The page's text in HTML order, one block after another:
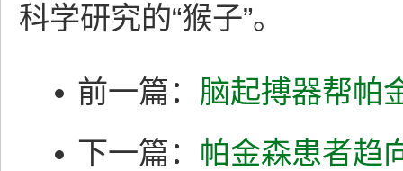
科学研究的“猴子”。
前一篇： 脑起搏器帮帕
下一篇： 帕金森患者趋